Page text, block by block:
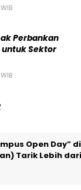
Perbankan
untuk Sektor
Open Day”
Tarik Lebih